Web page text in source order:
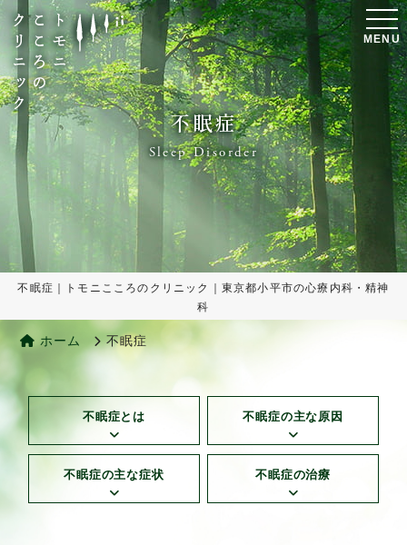
MENU
不眠症
Sleep Disorder
不眠症｜トモニこころのクリニック｜東京都小平市の心療内科・精神
科
ホーム 不眠症
不眠症とは 不眠症の主な原因
不眠症の主な症状 不眠症の治療